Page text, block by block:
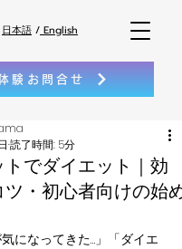
日本語 / English
験お問合せ
でダイエット｜効
・初心者向けの始め
読了時間: 5分
気になってきた…」「ダイエ